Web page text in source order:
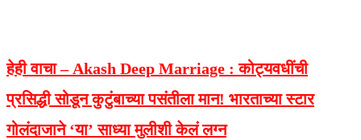
हेही वाचा – Akash Deep Marriage : कोट्यवधींची
प्रसिद्धी सोडून कुटुंबाच्या पसंतीला मान! भारताच्या स्टार
गोलंदाजाने ‘या’ साध्या मुलीशी केलं लग्न